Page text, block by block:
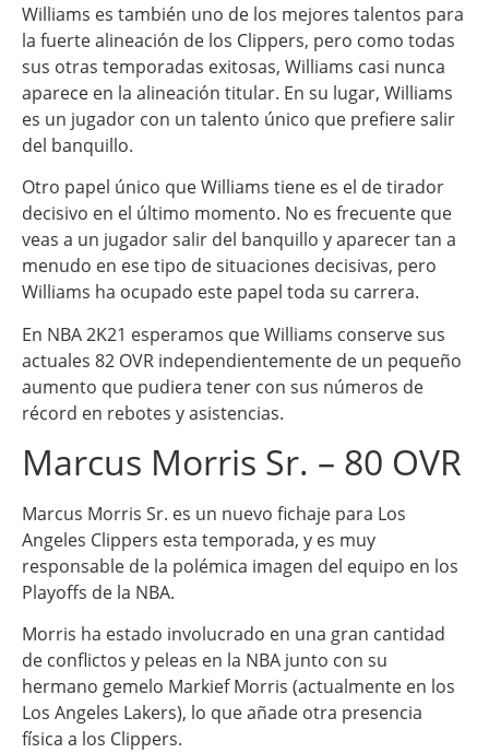
Williams es también uno de los mejores talentos para
la fuerte alineación de los Clippers, pero como todas
sus otras temporadas exitosas, Williams casi nunca
aparece en la alineación titular. En su lugar, Williams
es un jugador con un talento único que prefiere salir
del banquillo.
Otro papel único que Williams tiene es el de tirador
decisivo en el último momento. No es frecuente que
veas a un jugador salir del banquillo y aparecer tan a
menudo en ese tipo de situaciones decisivas, pero
Williams ha ocupado este papel toda su carrera.
En NBA 2K21 esperamos que Williams conserve sus
actuales 82 OVR independientemente de un pequeño
aumento que pudiera tener con sus números de
récord en rebotes y asistencias.
Marcus Morris Sr. – 80 OVR
Marcus Morris Sr. es un nuevo fichaje para Los
Angeles Clippers esta temporada, y es muy
responsable de la polémica imagen del equipo en los
Playoffs de la NBA.
Morris ha estado involucrado en una gran cantidad
de conflictos y peleas en la NBA junto con su
hermano gemelo Markief Morris (actualmente en los
Los Angeles Lakers), lo que añade otra presencia
física a los Clippers.